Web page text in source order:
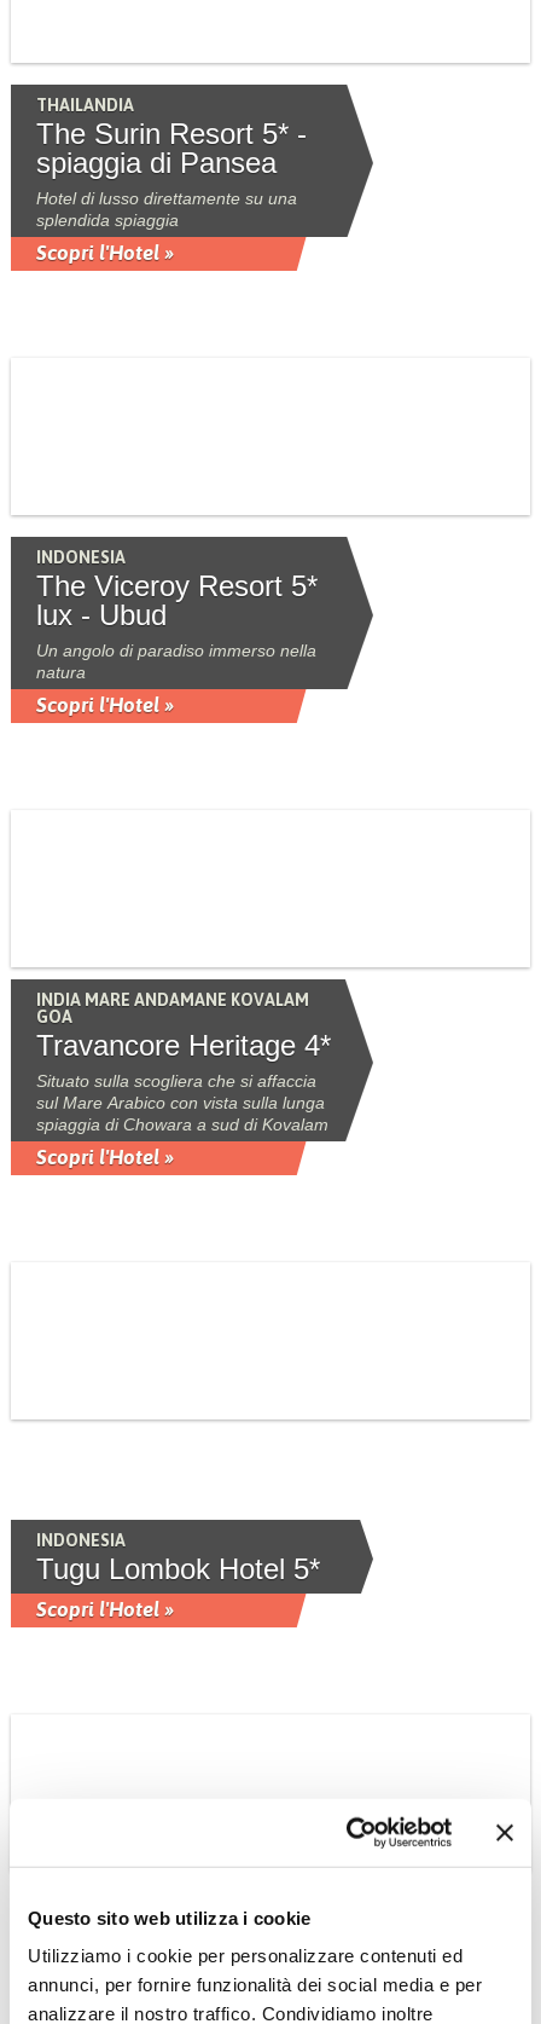
Questo sito web utilizza i cookie
Utilizziamo i cookie per personalizzare contenuti ed
annunci, per fornire funzionalità dei social media e per
analizzare il nostro traffico. Condividiamo inoltre
THAILANDIA
The Surin Resort 5* -
spiaggia di Pansea
Hotel di lusso direttamente su una
splendida spiaggia
Scopri l'Hotel »
INDONESIA
The Viceroy Resort 5*
lux - Ubud
Un angolo di paradiso immerso nella
natura
Scopri l'Hotel »
INDIA MARE ANDAMANE KOVALAM
GOA
Travancore Heritage 4*
Situato sulla scogliera che si affaccia
sul Mare Arabico con vista sulla lunga
spiaggia di Chowara a sud di Kovalam
Scopri l'Hotel »
INDONESIA
Tugu Lombok Hotel 5*
Scopri l'Hotel »
INDONESIA
Ubud Maya Resort &
Spa 5* Luxury
Si trova tra la valle del fiume Petanu e